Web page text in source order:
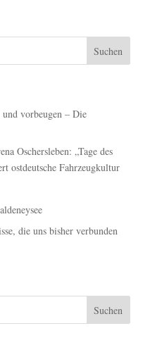
vorbeugen – Die
Oschersleben: „Tage des
ostdeutsche Fahrzeugkultur
die uns bisher verbunden